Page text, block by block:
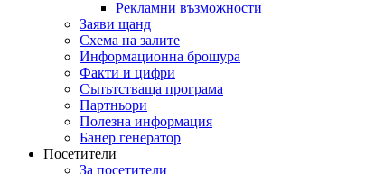
Рекламни възможности
Заяви щанд
Схема на залите
Информационна брошура
Факти и цифри
Съпътстваща програма
Партньори
Полезна информация
Банер генератор
Посетители
За посетители